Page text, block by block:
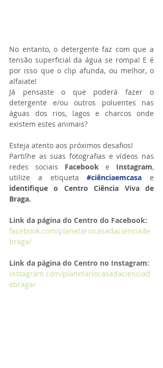
No entanto, o detergente faz com que a
tensão superficial da água se rompa! E é
por isso que o clip afunda, ou melhor, o
alfaiate!
Já pensaste o que poderá fazer o
detergente e/ou outros poluentes nas
águas dos rios, lagos e charcos onde
existem estes animais?
Esteja atento aos próximos desafios!
Partilhe as suas fotografias e vídeos nas
redes sociais Facebook e Instagram,
utilize a etiqueta #ciênciaemcasa
identifique o Centro Ciência Viva de
Braga.
Link da página do Centro do Facebook:
facebook.com/planetariocasadacienciade
braga/
Link da página do Centro no Instagram:
instagram.com/planetariocasadacienciad
ebraga/